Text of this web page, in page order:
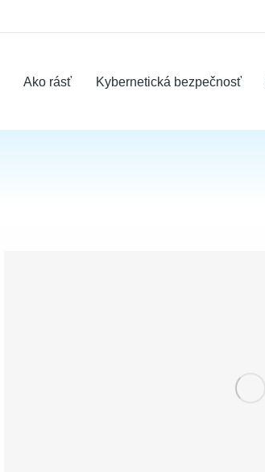
Ako rásť Kybernetická bezpečnosť